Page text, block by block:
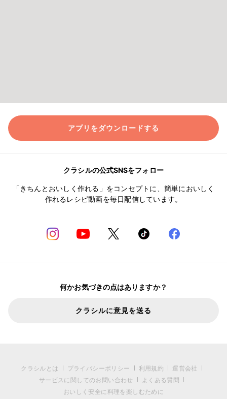
アプリをダウンロードする
クラシルの公式SNSをフォロー
「きちんとおいしく作れる」をコンセプトに、簡単においしく
作れるレシピ動画を毎日配信しています。
何かお気づきの点はありますか？
クラシルに意見を送る
クラシルとは プライバシーポリシー 利用規約
運営会社
サービスに関してのお問い合わせ
よくある質問
おいしく安全に料理を楽しむために